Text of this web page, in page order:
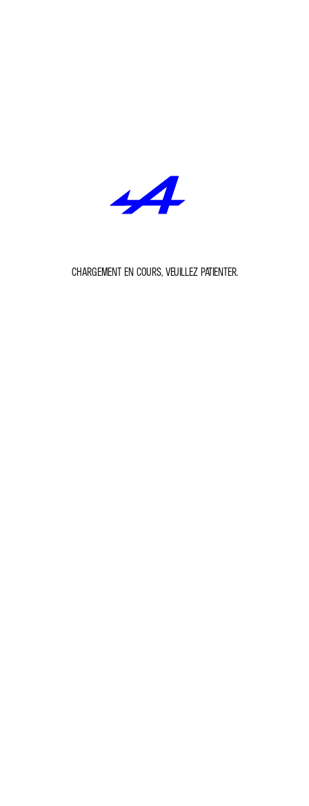
CHARGEMENT EN COURS, VEUILLEZ PATIENTER.